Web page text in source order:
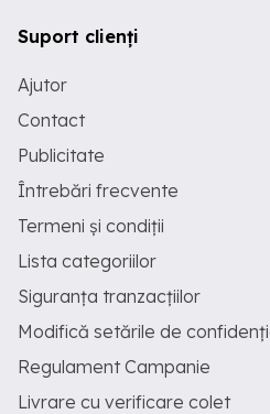
Suport clienți
Ajutor
Contact
Publicitate
Întrebări frecvente
Termeni și condiții
Lista categoriilor
Siguranța tranzacțiilor
Modifică setările de
Regulament Campanie
Livrare cu verificare colet